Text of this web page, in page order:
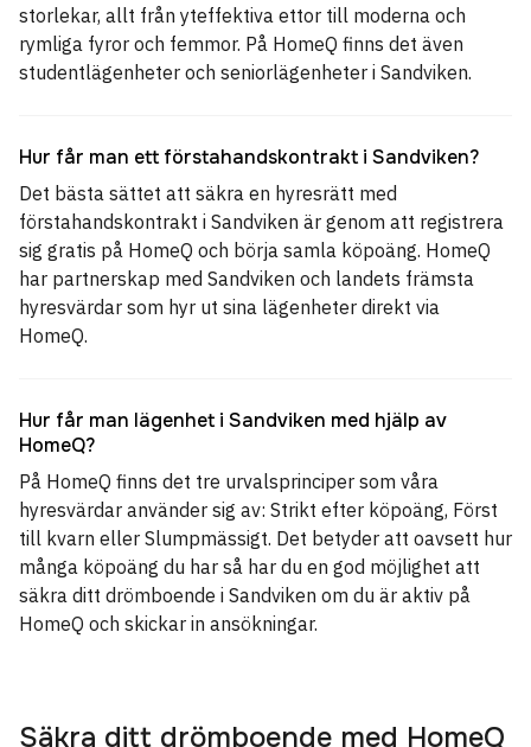
storlekar, allt från yteffektiva ettor till moderna och
rymliga fyror och femmor. På HomeQ finns det även
studentlägenheter och seniorlägenheter i Sandviken.
Hur får man ett förstahandskontrakt i Sandviken?
Det bästa sättet att säkra en hyresrätt med
förstahandskontrakt i Sandviken är genom att registrera
sig gratis på HomeQ och börja samla köpoäng. HomeQ
har partnerskap med Sandviken och landets främsta
hyresvärdar som hyr ut sina lägenheter direkt via
HomeQ.
Hur får man lägenhet i Sandviken med hjälp av
HomeQ?
På HomeQ finns det tre urvalsprinciper som våra
hyresvärdar använder sig av: Strikt efter köpoäng, Först
till kvarn eller Slumpmässigt. Det betyder att oavsett hur
många köpoäng du har så har du en god möjlighet att
säkra ditt drömboende i Sandviken om du är aktiv på
HomeQ och skickar in ansökningar.
Säkra ditt drömboende med HomeQ